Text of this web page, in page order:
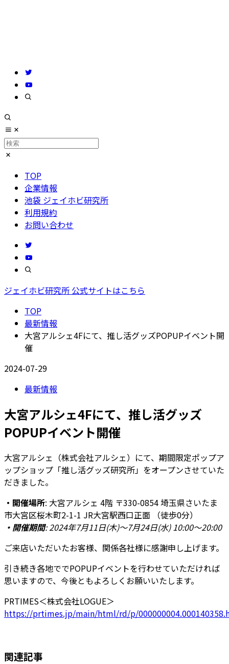
TOP
企業情報
池袋 ジェイホビ研究所
利用規約
お問い合わせ
ジェイホビ研究所 公式サイトはこちら
TOP
最新情報
大宮アルシェ4Fにて、推し活グッズPOPUPイベント開
催
2024-07-29
最新情報
大宮アルシェ4Fにて、推し活グッズ
POPUPイベント開催
大宮アルシェ（株式会社アルシェ）にて、期間限定ポップア
ップショップ「推し活グッズ研究所」をオープンさせていた
だきました。
・開催場所: 大宮アルシェ 4階 〒330-0854 埼玉県さいたま
市大宮区桜木町2-1-1 JR大宮駅西口正面 （徒歩0分）
・開催期間: 2024年7月11日(木)～7月24日(水) 10:00～20:00
ご来店いただいたお客様、関係各社様に感謝申し上げます。
引き続き各地ででPOPUPイベントを行わせていただければ
思いますので、今後ともよろしくお願いいたします。
PRTIMES＜株式会社LOGUE＞
https://prtimes.jp/main/html/rd/p/
関連記事